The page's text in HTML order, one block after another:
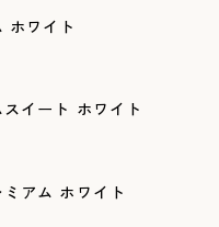
ホワイト
イート ホワイト
アム ホワイト